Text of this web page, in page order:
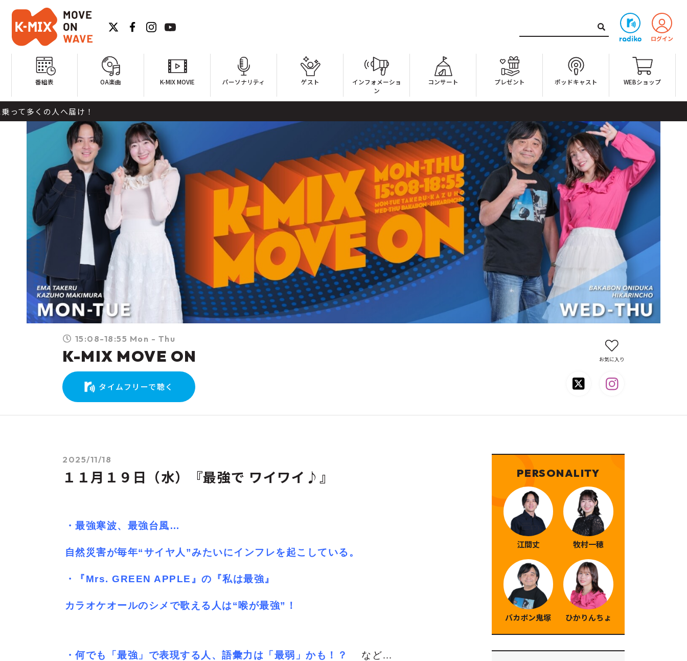
番組表 OA楽曲 K-MIX MOVIE パーソナリティ ゲスト
インフォメーショ
ン
コンサート プレゼント ポッドキャスト WEBショップ
人へ届け！
15:08-18:55 Mon - Thu
K-MIX MOVE ON
タイムフリーで聴く
お気に入り
2025/11/18
１１月１９日（水）『最強で ワイワイ♪』
・最強寒波、最強台風…
自然災害が毎年“サイヤ人”みたいにインフレを起こしている。
・『Mrs. GREEN APPLE』の『私は最強』
カラオケオールのシメで歌える人は“喉が最強”！
・何でも「最強」で表現する人、語彙力は「最弱」かも！？ など…
PERSONALITY
江間丈 牧村一穂
バカボン鬼塚 ひかりんちょ